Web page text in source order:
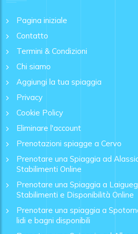
Pagina iniziale
Contatto
Termini & Condizioni
Chi siamo
Aggiungi la tua spiaggia
Privacy
Cookie Policy
Eliminare l'account
Prenotazioni spiagge a Cervo
Prenotare una Spiaggia ad
Stabilimenti Online
Prenotare una Spiaggia a
Stabilimenti e Disponibilità Online
Prenotare una spiaggia a
lidi e bagni disponibili